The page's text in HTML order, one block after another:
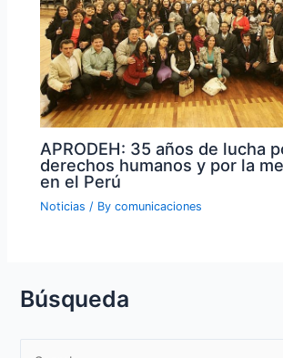
APRODEH: 35 años de lucha
derechos humanos y por la
en el Perú
Noticias / Bycomunicaciones
Búsqueda